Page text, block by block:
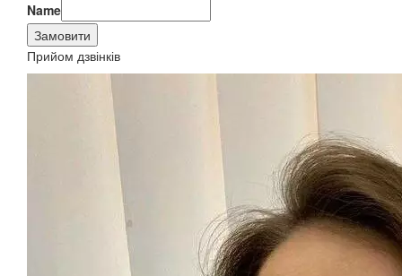
Name
Замовити
Прийом дзвінків